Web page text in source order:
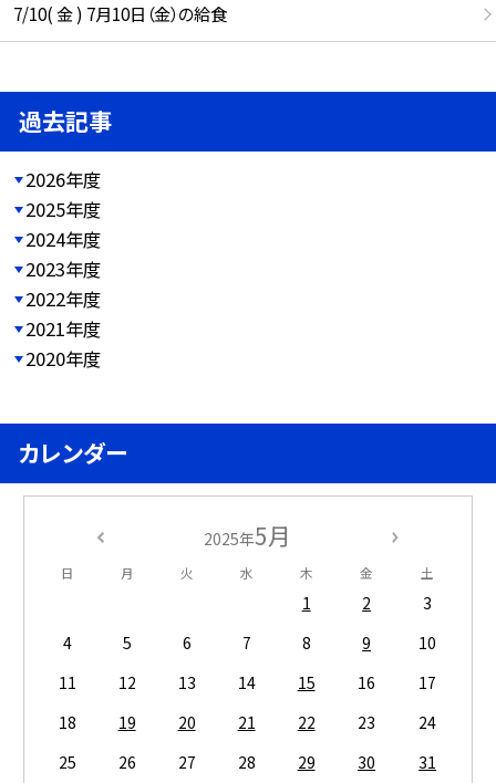
7/10( 金 ) 7月10日（金）の給食
過去記事
2026年度
2025年度
2024年度
2023年度
2022年度
2021年度
2020年度
カレンダー
2025年5月
日 月 火 水 木 金 土
1 2
3
4
5 6 7 8 9
10
11
12 13 14 15 16
17
18
19 20 21 22 23
24
25
26 27 28 29 30 31